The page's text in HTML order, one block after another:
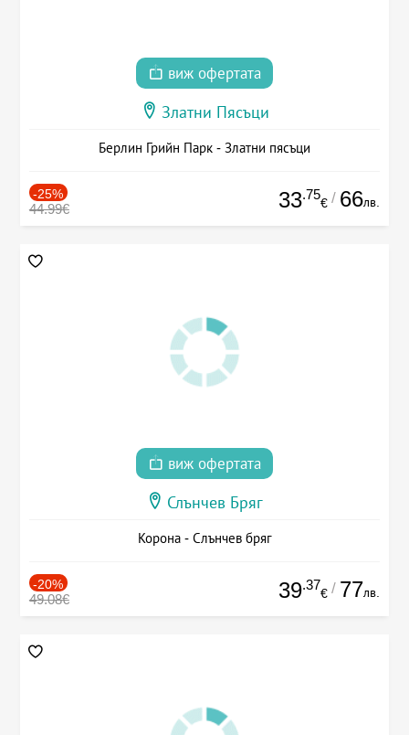
виж офертата
Златни Пясъци
Берлин Грийн Парк - Златни пясъци
-25%
44.99€ 33.75
€ / 66лв.
виж офертата
Слънчев Бряг
Корона - Слънчев бряг
-20%
49.08€ 39.37
€ / 77лв.